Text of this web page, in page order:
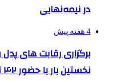
در نیمه‌نهایی
4 هفته پیش
برگزاری رقابت های
نخستین بار با حضور ۴۲ تیم